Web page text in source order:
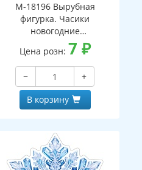
М-18196 Вырубная
фигурка. Часики
новогодние
(двухсторонняя, ВД-лак)
Цена розн: 7 ₽
−
+
В корзину